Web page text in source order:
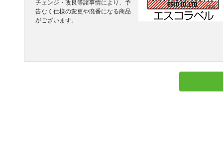
チェンジ・改良等諸事情により、予
告なく仕様の変更や廃番になる商品
がございます。